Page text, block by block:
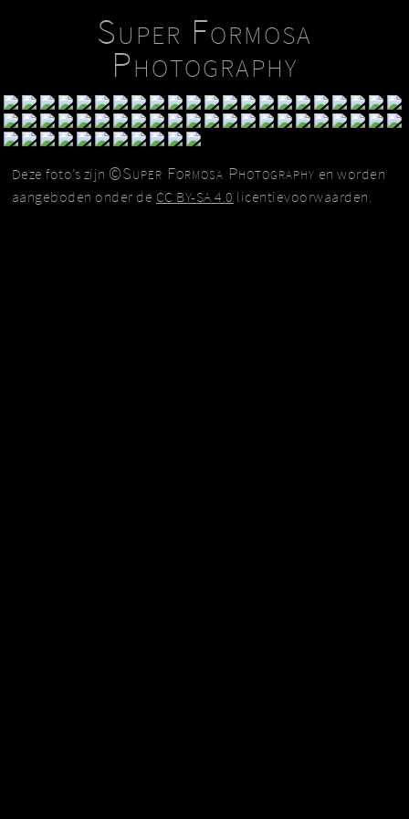
Super Formosa
Photography
Deze foto’s zijn ©Super Formosa Photography en worden
aangeboden onder de CC BY-SA 4.0 licentievoorwaarden.